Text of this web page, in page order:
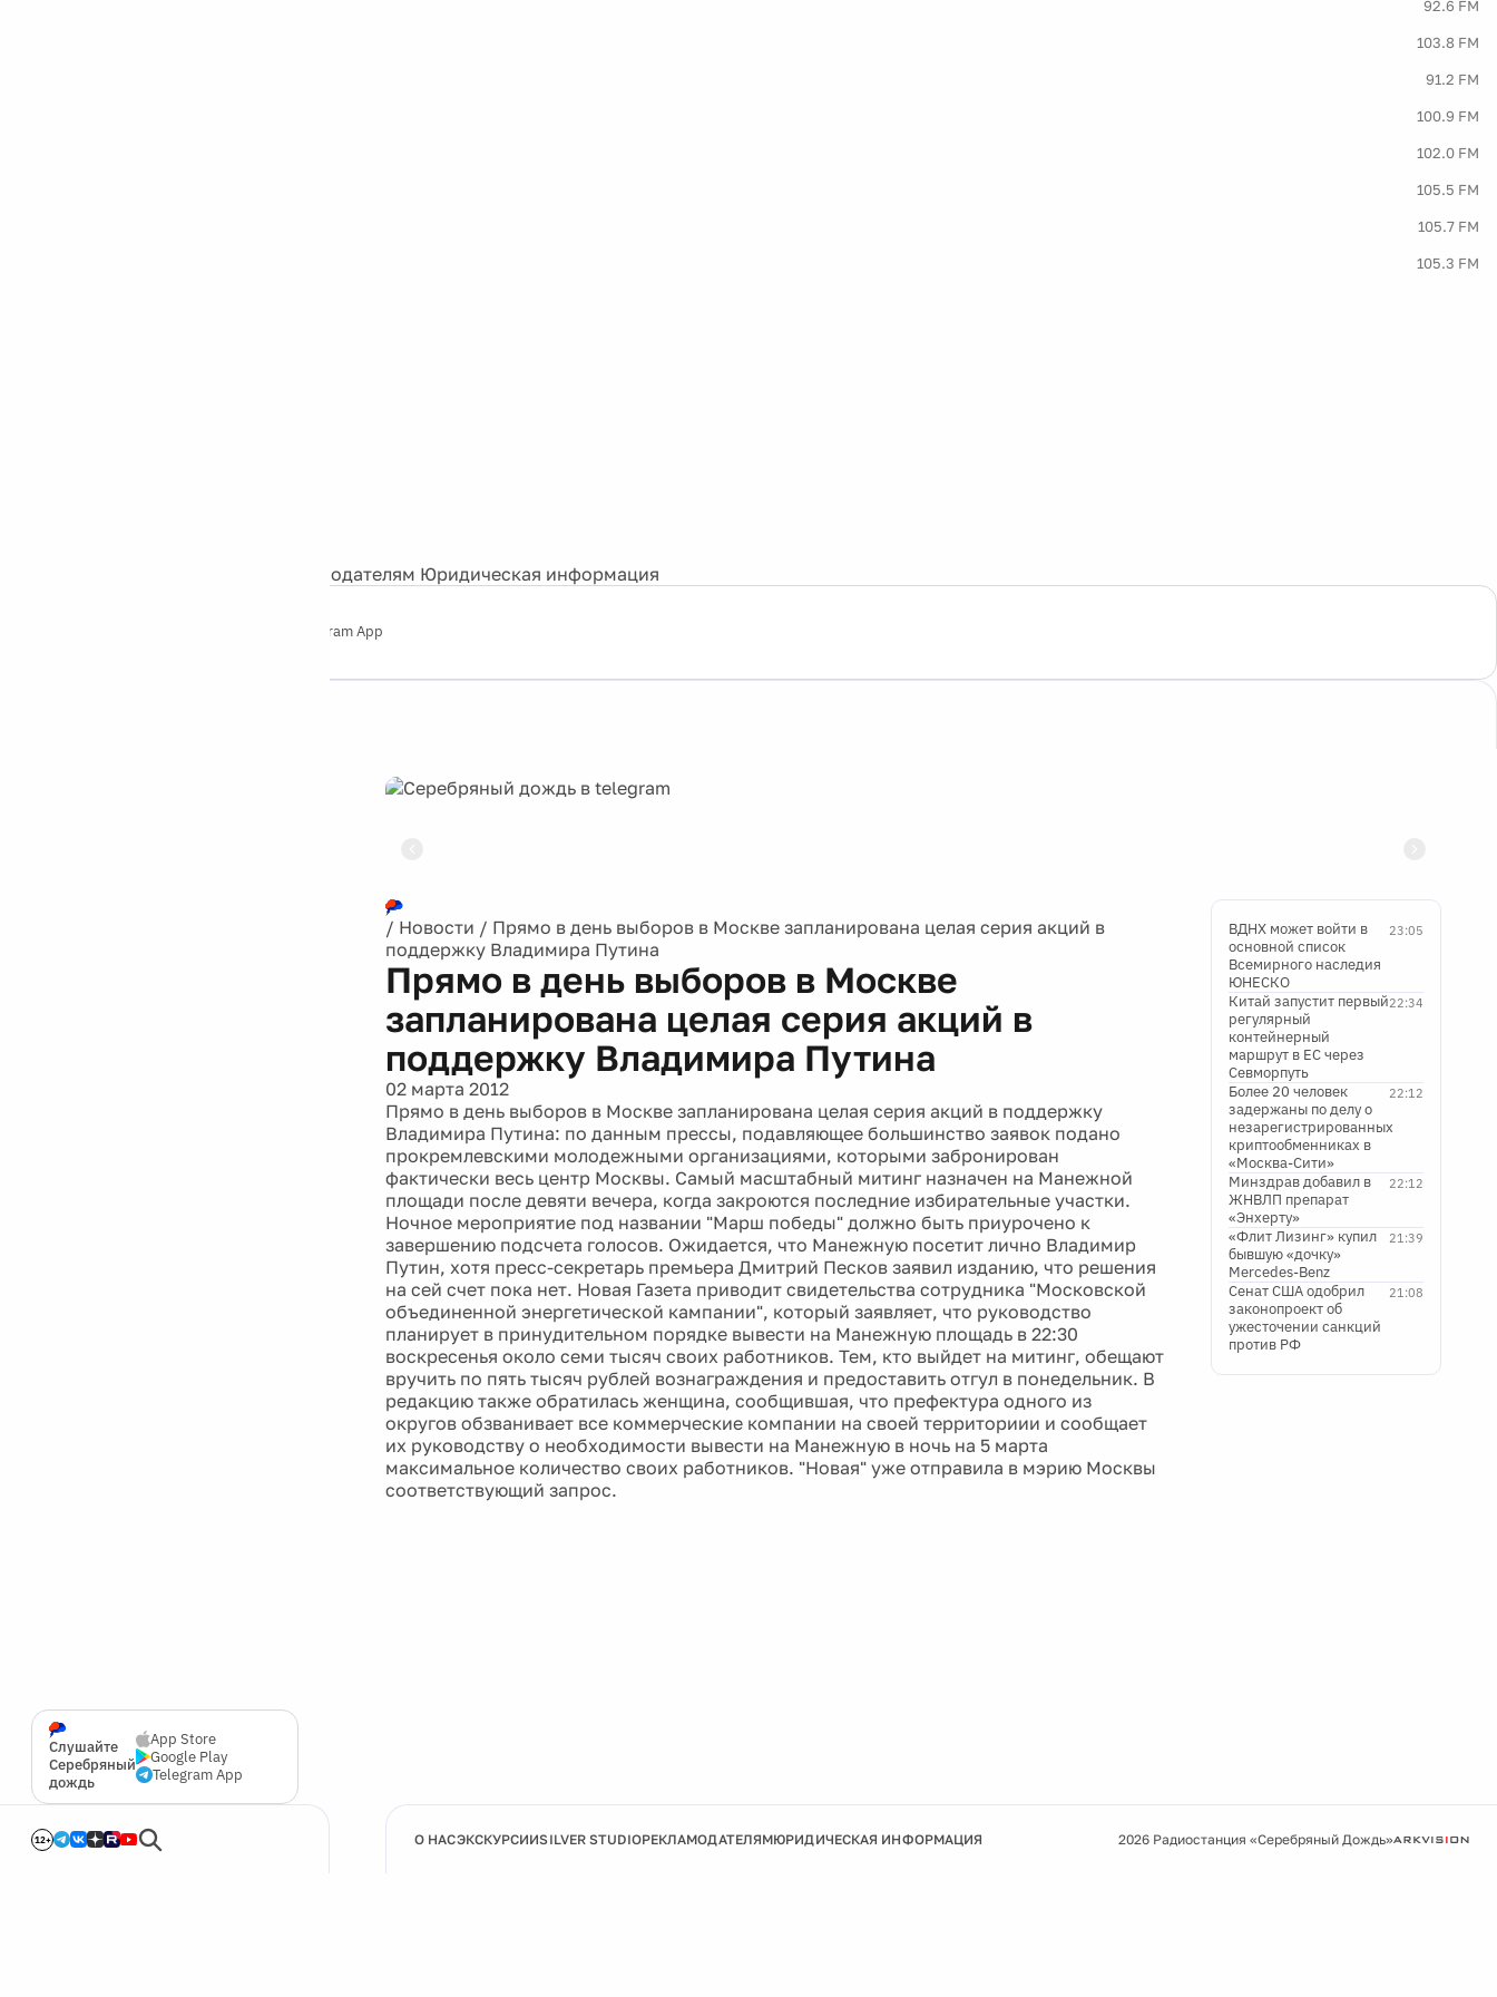
92.6 FM
103.8 FM
91.2 FM
100.9 FM
102.0 FM
105.5 FM
105.7 FM
105.3 FM
Рекламодателям Юридическая информация
Telegram App
Слушайте
Серебряный
дождь
App Store
Google Play
Telegram App
12+
/ Новости / Прямо в день выборов в Москве запланирована целая серия акций в
поддержку Владимира Путина
Прямо в день выборов в Москве
запланирована целая серия акций в
поддержку Владимира Путина
02 марта 2012
Прямо в день выборов в Москве запланирована целая серия акций в поддержку
Владимира Путина: по данным прессы, подавляющее большинство заявок подано
прокремлевскими молодежными организациями, которыми забронирован
фактически весь центр Москвы. Самый масштабный митинг назначен на Манежной
площади после девяти вечера, когда закроются последние избирательные участки.
Ночное мероприятие под названии "Марш победы" должно быть приурочено к
завершению подсчета голосов. Ожидается, что Манежную посетит лично Владимир
Путин, хотя пресс-секретарь премьера Дмитрий Песков заявил изданию, что решения
на сей счет пока нет. Новая Газета приводит свидетельства сотрудника "Московской
объединенной энергетической кампании", который заявляет, что руководство
планирует в принудительном порядке вывести на Манежную площадь в 22:30
воскресенья около семи тысяч своих работников. Тем, кто выйдет на митинг, обещают
вручить по пять тысяч рублей вознаграждения и предоставить отгул в понедельник. В
редакцию также обратилась женщина, сообщившая, что префектура одного из
округов обзванивает все коммерческие компании на своей территориии и сообщает
их руководству о необходимости вывести на Манежную в ночь на 5 марта
максимальное количество своих работников. "Новая" уже отправила в мэрию Москвы
соответствующий запрос.
23:05
ВДНХ может войти в
основной список
Всемирного наследия
ЮНЕСКО
22:34
Китай запустит первый
регулярный
контейнерный
маршрут в ЕС через
Севморпуть
22:12
Более 20 человек
задержаны по делу о
незарегистрированных
криптообменниках в
«Москва-Сити»
22:12
Минздрав добавил в
ЖНВЛП препарат
«Энхерту»
21:39
«Флит Лизинг» купил
бывшую «дочку»
Mercedes-Benz
21:08
Сенат США одобрил
законопроект об
ужесточении санкций
против РФ
О НАСЭКСКУРСИИSILVER STUDIOРЕКЛАМОДАТЕЛЯМЮРИДИЧЕСКАЯ ИНФОРМАЦИЯ 2026 Радиостанция «Серебряный Дождь»